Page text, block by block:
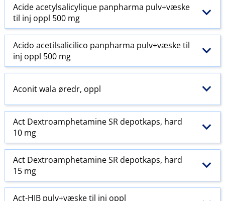
Acide acetylsalicylique panpharma pulv+væske
til inj oppl 500 mg
Acido acetilsalicilico panpharma pulv+væske til
inj oppl 500 mg
Aconit wala øredr, oppl
Act Dextroamphetamine SR depotkaps, hard
10 mg
Act Dextroamphetamine SR depotkaps, hard
15 mg
Act-HIB pulv+væske til inj oppl